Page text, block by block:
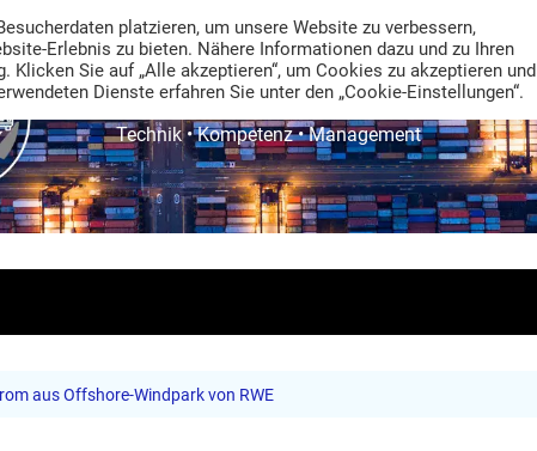
TRANS LOGISTIK NEWS
Technik • Kompetenz • Management
aus Offshore-Windpark von RWE
platzieren, um unsere Website zu verbessern,
Erlebnis zu bieten. Nähere Informationen dazu und zu Ihren
Sie auf „Alle akzeptieren“, um Cookies zu akzeptieren und
Dienste erfahren Sie unter den „Cookie-Einstellungen“.